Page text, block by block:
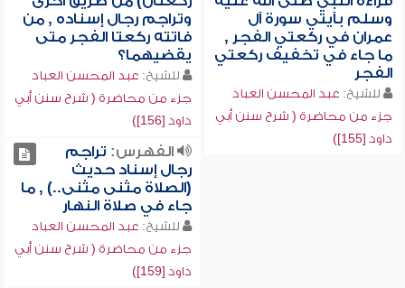
وسلم بآيتي سورة آل
عمران في ركعتي الفجر ,
ما جاء في تخفيف ركعتي
الفجر
للشيخ: عبد المحسن العباد
جزء من محاضرة ( شرح سنن أبي
داود [155])
وتراجم رجال إسناده , من
فاتته ركعتا الفجر متى
يقضيهما؟
للشيخ: عبد المحسن العباد
جزء من محاضرة ( شرح سنن أبي
داود [156])
الفهرس: تراجم
رجال إسناد حديث
(الصلاة مثنى مثنى..) , ما
جاء في صلاة النهار
للشيخ: عبد المحسن العباد
جزء من محاضرة ( شرح سنن أبي
داود [159])